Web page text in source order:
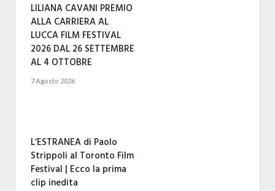
LILIANA CAVANI PREMIO
ALLA CARRIERA AL
LUCCA FILM FESTIVAL
2026 DAL 26 SETTEMBRE
AL 4 OTTOBRE
7 Agosto 2026
L’ESTRANEA di Paolo
Strippoli al Toronto Film
Festival | Ecco la prima
clip inedita